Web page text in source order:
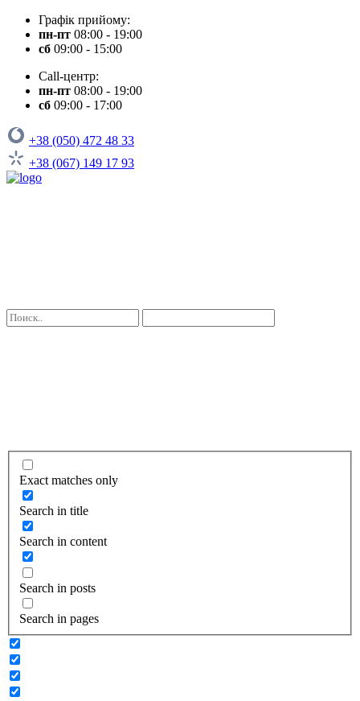
Графік прийому:
пн-пт 08:00 - 19:00
сб 09:00 - 15:00
Call-центр:
пн-пт 08:00 - 19:00
сб 09:00 - 17:00
+38 (050) 472 48 33
+38 (067) 149 17 93
Exact matches only
Search in title
Search in content
Search in posts
Search in pages